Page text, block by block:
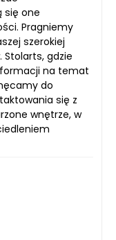
się one
Pragniemy
szerokiej
gdzie
na temat
do
się z
wnętrze, w